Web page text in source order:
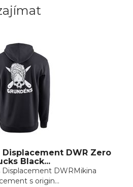
DWR Zero
Black...
Displacement DWRMikina
s origin...